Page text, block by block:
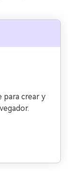
para crear y